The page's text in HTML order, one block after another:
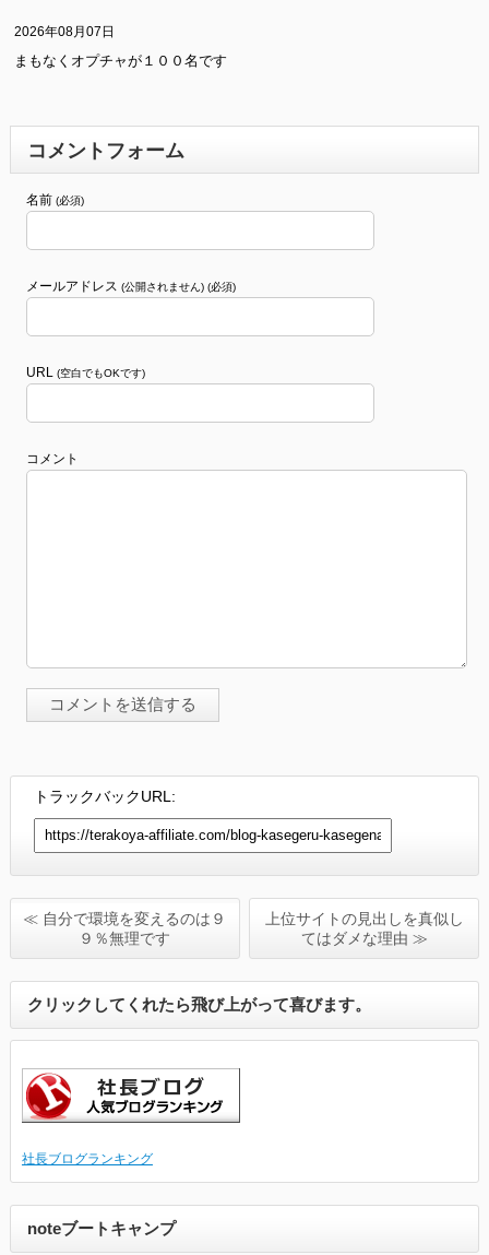
2026年08月07日
まもなくオプチャが１００名です
コメントフォーム
名前 (必須)
メールアドレス (公開されません) (必須)
URL (空白でもOKです)
コメント
トラックバックURL:
≪ 自分で環境を変えるのは９
９％無理です
上位サイトの見出しを真似し
てはダメな理由 ≫
クリックしてくれたら飛び上がって喜びます。
社長ブログランキング
noteブートキャンプ